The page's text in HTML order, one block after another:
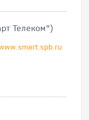
Телеком")